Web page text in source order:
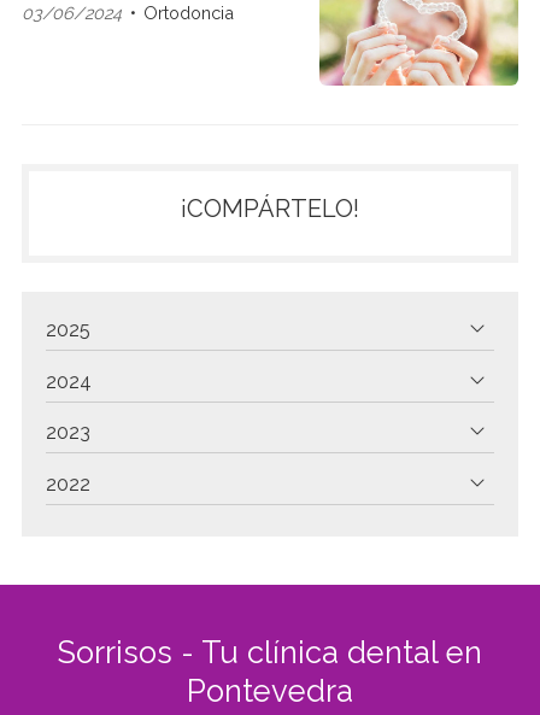
03/06/2024 Ortodoncia
¡COMPÁRTELO!
2025
2024
2023
2022
Sorrisos - Tu clínica dental en
Pontevedra